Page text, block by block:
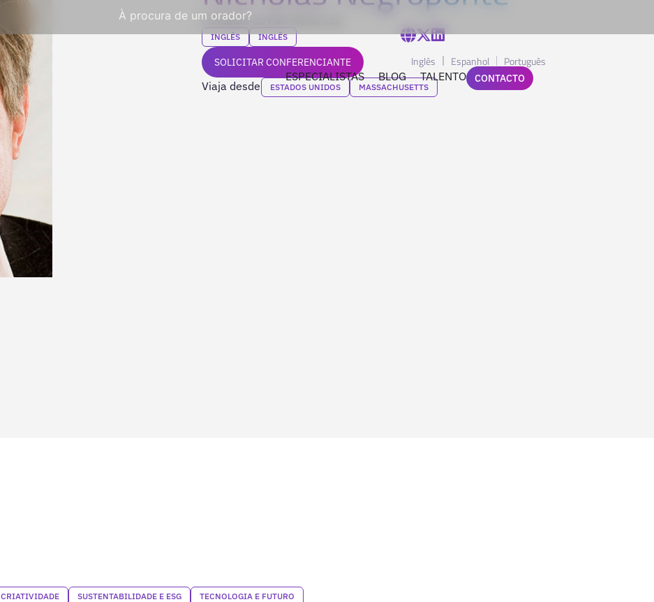
À procura de um orador?
ESPECIALISTAS BLOG TALENTO
Inglês Espanhol Português
CONTACTO
Fundador do MIT Media Lab
INGLÊS INGLÊS
SOLICITAR CONFERENCIANTE
Viaja desde ESTADOS UNIDOS MASSACHUSETTS
CRIATIVIDADE SUSTENTABILIDADE E ESG TECNOLOGIA E FUTURO